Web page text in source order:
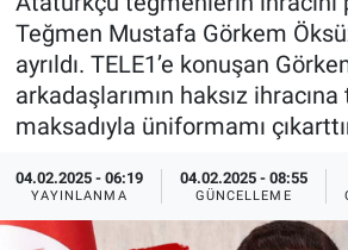
Teğmen Mustafa Görkem
ayrıldı. TELE1’e konuşan
arkadaşlarımın haksız
maksadıyla üniformamı
04.02.2025 - 06:19
YAYINLANMA
04.02.2025 - 08:55
GÜNCELLEME
Ege'den Esintiler
Eğitim
Ekonomi
İletişim